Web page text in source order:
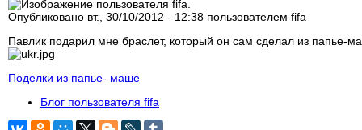
Опубликовано вт., 30/10/2012 - 12:38 пользователем fifa
Павлик подарил мне браслет, который он сам сделал из папье-
Поделки из папье- маше
Блог пользователя fifa